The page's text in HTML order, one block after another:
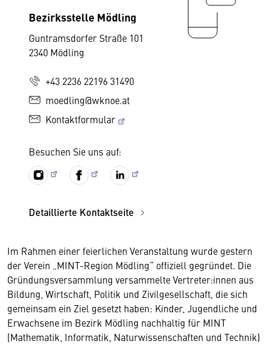
Bezirksstelle Mödling
Guntramsdorfer Straße 101
2340 Mödling
+43 2236 22196 31490
moedling@wknoe.at
Kontaktformular
Besuchen Sie uns auf:
Detaillierte Kontaktseite
Im Rahmen einer feierlichen Veranstaltung wurde gestern
der Verein „MINT-Region Mödling“ offiziell gegründet. Die
Gründungsversammlung versammelte Vertreter:innen aus
Bildung, Wirtschaft, Politik und Zivilgesellschaft, die sich
gemeinsam ein Ziel gesetzt haben: Kinder, Jugendliche und
Erwachsene im Bezirk Mödling nachhaltig für MINT
(Mathematik, Informatik, Naturwissenschaften und Technik)